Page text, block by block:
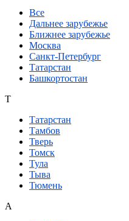
Все
Дальнее зарубежье
Ближнее зарубежье
Москва
Санкт-Петербург
Татарстан
Башкортостан
Т
Татарстан
Тамбов
Тверь
Томск
Тула
Тыва
Тюмень
А